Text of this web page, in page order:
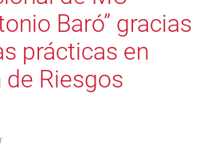
Baró” gracias
prácticas en
de Riesgos